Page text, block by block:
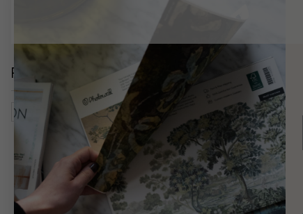
Relaterede kategorier
Overflader Og Teksturer Metal Gråt Stilarter